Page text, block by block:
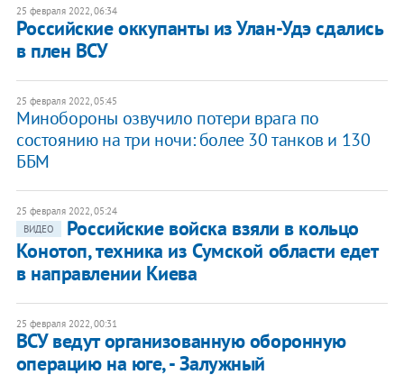
25 февраля 2022, 06:34
Российские оккупанты из Улан-Удэ сдались
в плен ВСУ
25 февраля 2022, 05:45
Минобороны озвучило потери врага по
состоянию на три ночи: более 30 танков и 130
ББМ
25 февраля 2022, 05:24
ВИДЕО
Российские войска взяли в кольцо
Конотоп, техника из Сумской области едет
в направлении Киева
25 февраля 2022, 00:31
ВСУ ведут организованную оборонную
операцию на юге, - Залужный